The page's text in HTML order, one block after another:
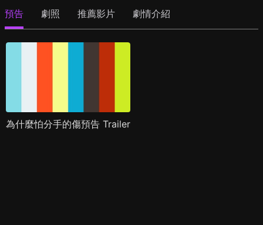
預告 劇照 推薦影片 劇情介紹
為什麼怕分手的傷預告 Trailer